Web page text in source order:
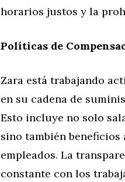
horarios justos y la
Políticas de
Zara está trabajando
en su cadena de
Esto incluye no solo
sino también
empleados. La
constante con los